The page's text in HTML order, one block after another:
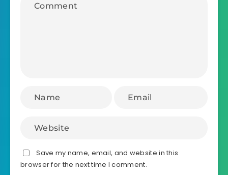
Save my name, email, and website in this
browser for the next time I comment.